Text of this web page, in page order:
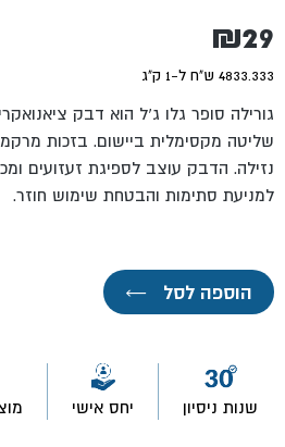
₪29
4833.333 ש"ח ל-1 ק"ג
גורילה סופר גלו ג'ל הוא דבק
שליטה מקסימלית ביישום. בזכות
נזילה. הדבק עוצב לספיגת זעזועים
למניעת סתימות והבטחת שימוש חוזר.
הוספה לסל ←
שנות ניסיון יחס אישי